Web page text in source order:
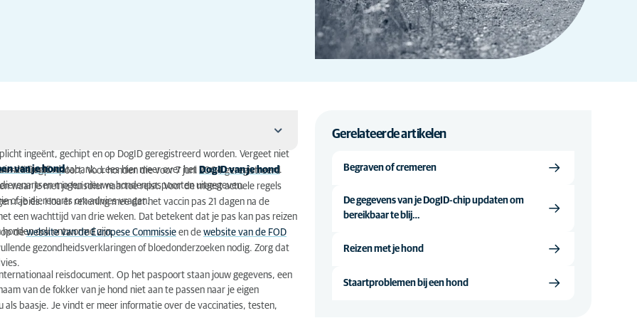
je hond?
ingeënt, gechipt en op DogID geregistreerd worden. Vergeet niet
van je hond.
in de DogID-databank. Lees hier meer over het DogID van je hond .
dierenpaspoort. Voor honden die voor 7 juni 2004 geregistreerd
mogen nieuwe hondenpaspoorten uitgegeven.
waar je met je huisdier naartoe reist. Voor de meest actuele regels
of je dierenarts om advies vragen.
rabiës. Hou er rekening mee dat het vaccin pas 21 dagen na de
een wachttijd van drie weken. Dat betekent dat je pas kan pas reizen
honden ook ontwormd zijn.
op dewebsite van de Europese Commissie en de website van de FOD
gezondheidsverklaringen of bloedonderzoeken nodig. Zorg dat
reisdocument. Op het paspoort staan jouw gegevens, een
van de fokker van je hond niet aan te passen naar je eigen
baasje. Je vindt er meer informatie over de vaccinaties, testen,
Gerelateerde artikelen
Begraven of cremeren
De gegevens van je DogID-chip updaten om
bereikbaar te blij…
Reizen met je hond
Staartproblemen bij een hond